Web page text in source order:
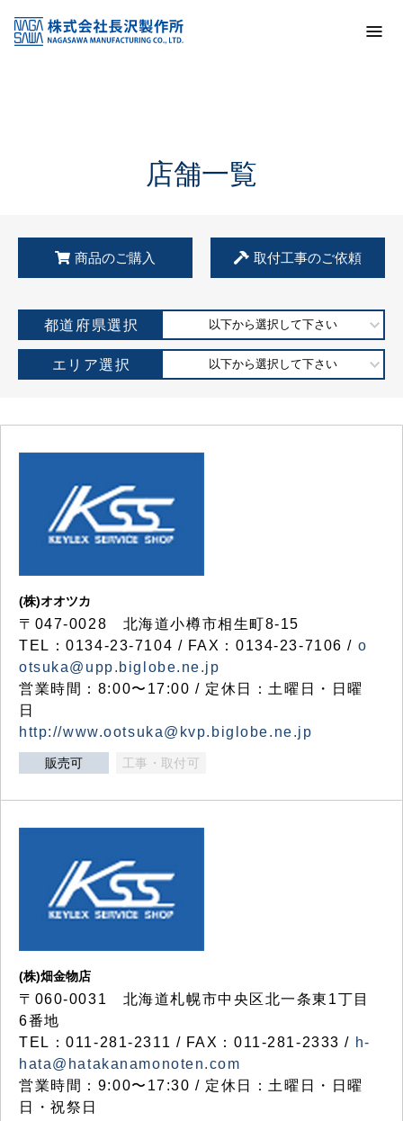
KSS加盟店・取扱店情報
店舗一覧
店舗一覧
商品のご購入 取付工事のご依頼
都道府県選択 以下から選択して下さい
エリア選択 以下から選択して下さい
(株)オオツカ
〒047-0028 北海道小樽市相生町8-15
TEL：0134-23-7104 / FAX：0134-23-7106 / o
otsuka@upp.biglobe.ne.jp
営業時間：8:00〜17:00 / 定休日：土曜日・日曜
日
http://www.ootsuka@kvp.biglobe.ne.jp
販売可 工事・取付可
(株)畑金物店
〒060-0031 北海道札幌市中央区北一条東1丁目
6番地
TEL：011-281-2311 / FAX：011-281-2333 / h-
hata@hatakanamonoten.com
営業時間：9:00〜17:30 / 定休日：土曜日・日曜
日・祝祭日